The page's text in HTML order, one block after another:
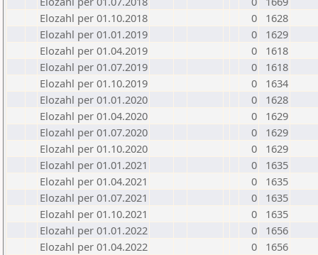
Elozahl per 01.10.2018
0
1628
Elozahl per 01.01.2019
0
1629
Elozahl per 01.04.2019
0
1618
Elozahl per 01.07.2019
0
1618
Elozahl per 01.10.2019
0
1634
Elozahl per 01.01.2020
0
1628
Elozahl per 01.04.2020
0
1629
Elozahl per 01.07.2020
0
1629
Elozahl per 01.10.2020
0
1629
Elozahl per 01.01.2021
0
1635
Elozahl per 01.04.2021
0
1635
Elozahl per 01.07.2021
0
1635
Elozahl per 01.10.2021
0
1635
Elozahl per 01.01.2022
0
1656
Elozahl per 01.04.2022
0
1656